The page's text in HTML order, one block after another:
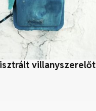
villanyszerelőt